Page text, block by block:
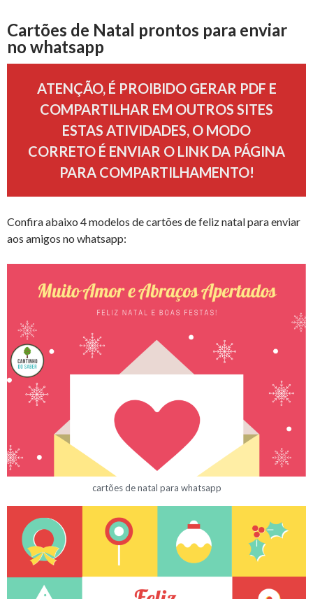
Cartões de Natal prontos para enviar
no whatsapp
ATENÇÃO, É PROIBIDO GERAR PDF E
COMPARTILHAR EM OUTROS SITES
ESTAS ATIVIDADES, O MODO
CORRETO É ENVIAR O LINK DA PÁGINA
PARA COMPARTILHAMENTO!
Confira abaixo 4 modelos de cartões de feliz natal para enviar
aos amigos no whatsapp:
cartões de natal para whatsapp